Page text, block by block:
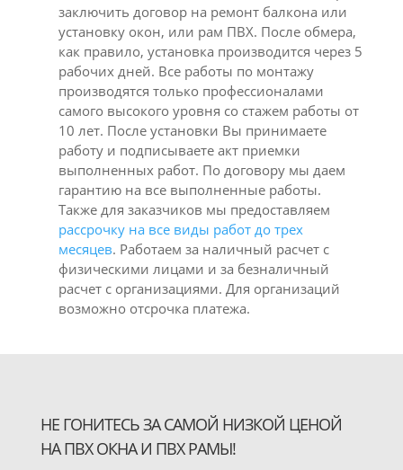
заключить договор на ремонт балкона или
установку окон, или рам ПВХ. После обмера,
как правило, установка производится через 5
рабочих дней. Все работы по монтажу
производятся только профессионалами
самого высокого уровня со стажем работы от
10 лет. После установки Вы принимаете
работу и подписываете акт приемки
выполненных работ. По договору мы даем
гарантию на все выполненные работы.
Также для заказчиков мы предоставляем
рассрочку на все виды работ до трех
месяцев. Работаем за наличный расчет с
физическими лицами и за безналичный
расчет с организациями. Для организаций
возможно отсрочка платежа.
НЕ ГОНИТЕСЬ ЗА САМОЙ НИЗКОЙ ЦЕНОЙ
НА ПВХ ОКНА И ПВХ РАМЫ!